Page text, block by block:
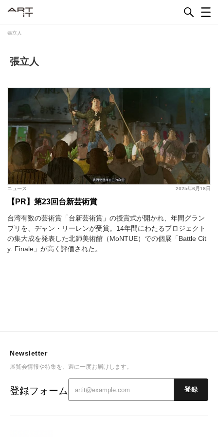
張立人
張立人
2025年6月18日
ニュース
【PR】第23回台新芸術賞
台湾有数の芸術賞「台新芸術賞」の授賞式が開かれ、年間グラン
プリを、ヂャン・リーレンが受賞。14年間にわたるプロジェクト
の集大成を発表した北師美術館（MoNTUE）での個展「Battle Cit
y: Finale」が高く評価された。
Newsletter
展覧会情報や特集を、週に一度お届けします。
登録フォーム 登録